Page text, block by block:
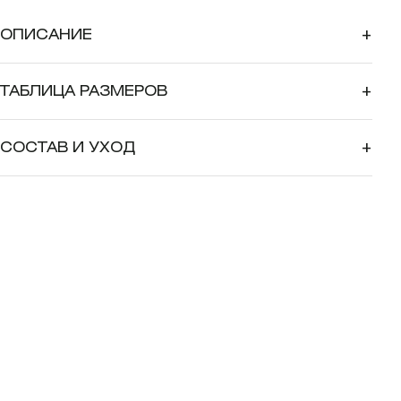
ОПИСАНИЕ +
ТАБЛИЦА РАЗМЕРОВ +
СОСТАВ И УХОД +